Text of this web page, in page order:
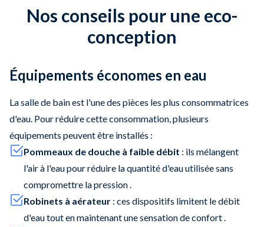
Nos conseils pour une eco-
conception
Équipements économes en eau
La salle de bain est l'une des pièces les plus consommatrices
d'eau. Pour réduire cette consommation, plusieurs
équipements peuvent être installés :​
Pommeaux de douche à faible débit : ils mélangent
l'air à l'eau pour réduire la quantité d'eau utilisée sans
compromettre la pression .​
Robinets à aérateur : ces dispositifs limitent le débit
d'eau tout en maintenant une sensation de confort .​